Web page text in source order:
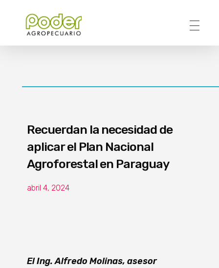
Recuerdan la necesidad de
aplicar el Plan Nacional
Agroforestal en Paraguay
abril 4, 2024
El Ing. Alfredo Molinas, asesor